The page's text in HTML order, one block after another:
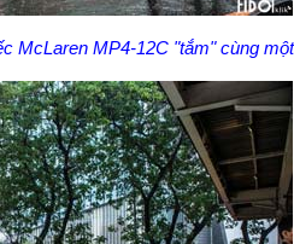
McLaren MP4-12C "tắm" cùng